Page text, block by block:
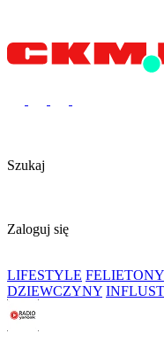
Szukaj
Zaloguj się
LIFESTYLE FELIETONY
DZIEWCZYNY